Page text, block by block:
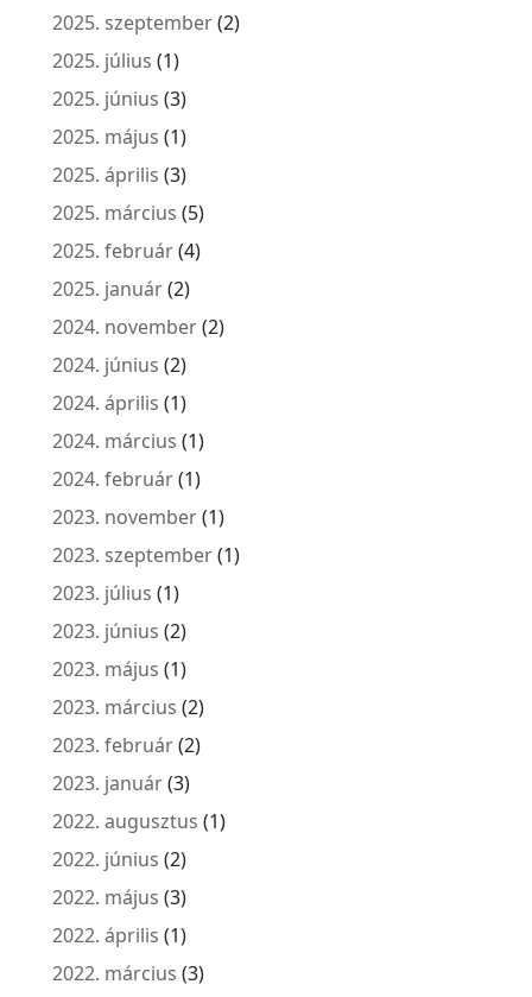
2025. szeptember(2)
2025. július (1)
2025. június (3)
2025. május (1)
2025. április (3)
2025. március (5)
2025. február(4)
2025. január(2)
2024. november(2)
2024. június (2)
2024. április (1)
2024. március (1)
2024. február(1)
2023. november(1)
2023. szeptember(1)
2023. július (1)
2023. június (2)
2023. május (1)
2023. március (2)
2023. február(2)
2023. január(3)
2022. augusztus (1)
2022. június (2)
2022. május (3)
2022. április (1)
2022. március (3)